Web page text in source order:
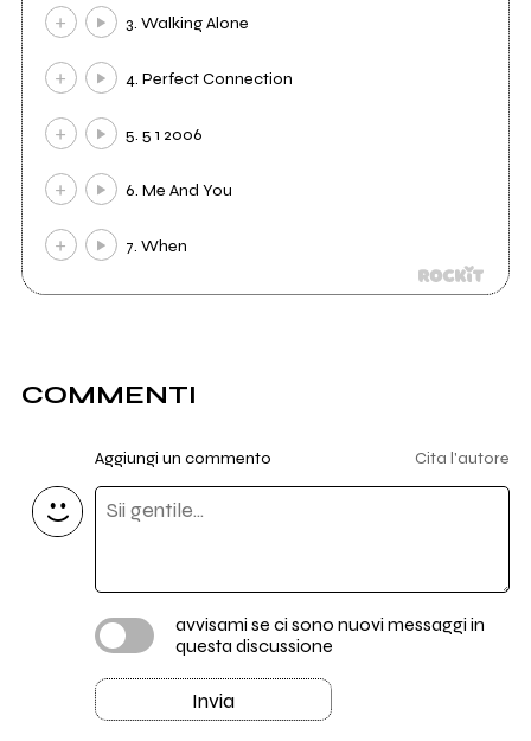
3. Walking Alone
4. Perfect Connection
5. 5 1 2006
6. Me And You
7. When
COMMENTI
Aggiungi un commento Cita l'autore
avvisami se ci sono nuovi messaggi in
questa discussione
Invia